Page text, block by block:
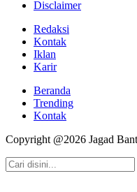
Disclaimer
Redaksi
Kontak
Iklan
Karir
Beranda
Trending
Kontak
Copyright @2026 Jagad